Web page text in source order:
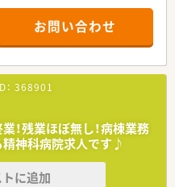
院のため様々な症例を経験しス
施設など幅広い事業を展開し
設を運営しトータルサポートを
い医療・介護サービスを提供し
お問い合わせ
368901
！残業ほぼ無し！病棟業務
神科病院求人です♪
に追加